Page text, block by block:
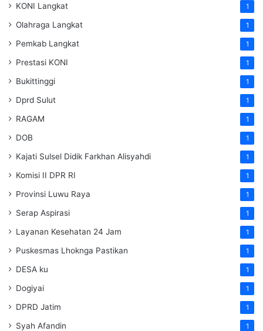
KONI Langkat 1
Olahraga Langkat 1
Pemkab Langkat 1
Prestasi KONI 1
Bukittinggi 1
Dprd Sulut 1
RAGAM 1
DOB 1
Kajati Sulsel Didik Farkhan Alisyahdi 1
Komisi II DPR RI 1
Provinsi Luwu Raya 1
Serap Aspirasi 1
Layanan Kesehatan 24 Jam 1
Puskesmas Lhoknga Pastikan 1
DESA ku 1
Dogiyai 1
DPRD Jatim 1
Syah Afandin 1